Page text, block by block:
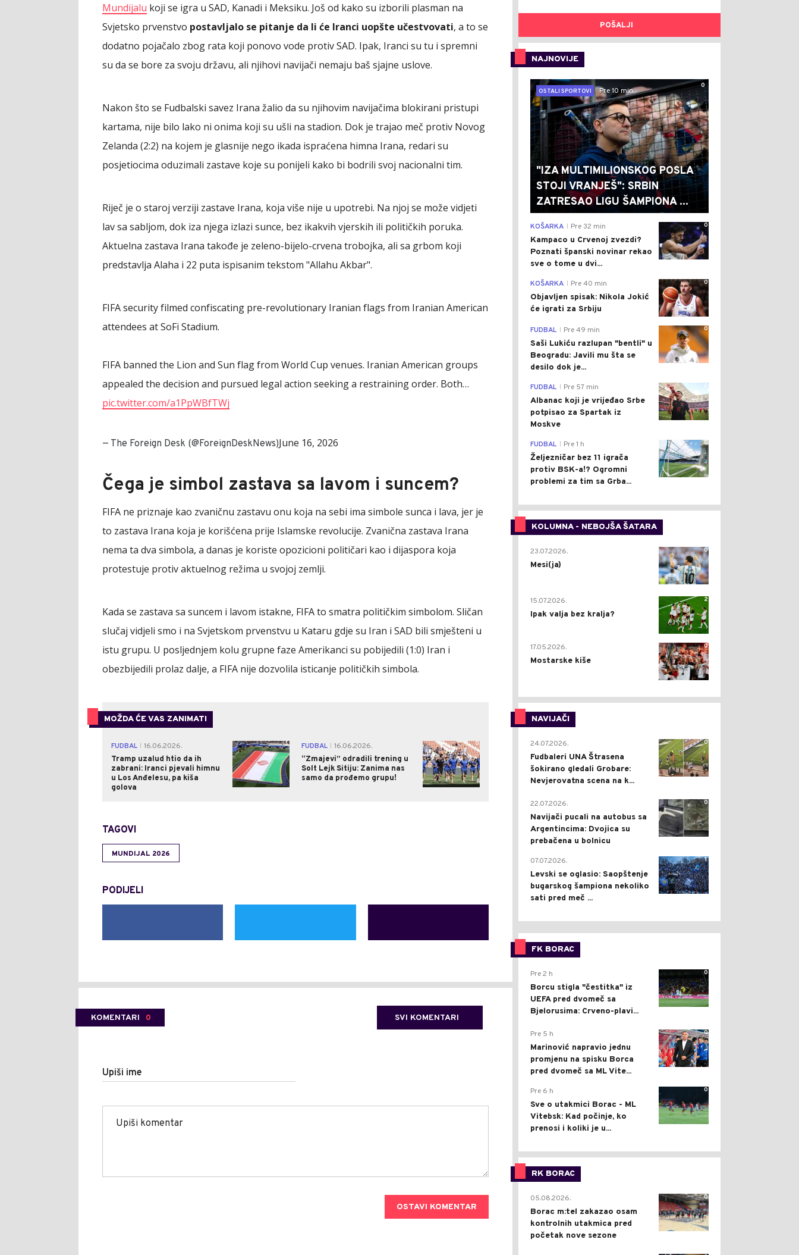
Mundijalu koji se igra u SAD, Kanadi i Meksiku. Još od kako su izborili plasman na
Svjetsko prvenstvo postavljalo se pitanje da li će Iranci uopšte učestvovati, a to se
dodatno pojačalo zbog rata koji ponovo vode protiv SAD. Ipak, Iranci su tu i spremni
su da se bore za svoju državu, ali njihovi navijači nemaju baš sjajne uslove.
Nakon što se Fudbalski savez Irana žalio da su njihovim navijačima blokirani pristupi
kartama, nije bilo lako ni onima koji su ušli na stadion. Dok je trajao meč protiv Novog
Zelanda (2:2) na kojem je glasnije nego ikada ispraćena himna Irana, redari su
posjetiocima oduzimali zastave koje su ponijeli kako bi bodrili svoj nacionalni tim.
Riječ je o staroj verziji zastave Irana, koja više nije u upotrebi. Na njoj se može vidjeti
lav sa sabljom, dok iza njega izlazi sunce, bez ikakvih vjerskih ili političkih poruka.
Aktuelna zastava Irana takođe je zeleno-bijelo-crvena trobojka, ali sa grbom koji
predstavlja Alaha i 22 puta ispisanim tekstom "Allahu Akbar".
FIFA security filmed confiscating pre-revolutionary Iranian flags from Iranian American
attendees at SoFi Stadium.
FIFA banned the Lion and Sun flag from World Cup venues. Iranian American groups
appealed the decision and pursued legal action seeking a restraining order. Both…
pic.twitter.com/a1PpWBfTWj
— The Foreign Desk (@ForeignDeskNews)June 16, 2026
Čega je simbol zastava sa lavom i suncem?
FIFA ne priznaje kao zvaničnu zastavu onu koja na sebi ima simbole sunca i lava, jer je
to zastava Irana koja je korišćena prije Islamske revolucije. Zvanična zastava Irana
nema ta dva simbola, a danas je koriste opozicioni političari kao i dijaspora koja
protestuje protiv aktuelnog režima u svojoj zemlji.
Kada se zastava sa suncem i lavom istakne, FIFA to smatra političkim simbolom. Sličan
slučaj vidjeli smo i na Svjetskom prvenstvu u Kataru gdje su Iran i SAD bili smješteni u
istu grupu. U posljednjem kolu grupne faze Amerikanci su pobijedili (1:0) Iran i
obezbijedili prolaz dalje, a FIFA nije dozvolila isticanje političkih simbola.
MOŽDA ĆE VAS ZANIMATI
FUDBAL
16.06.2026.
Tramp uzalud htio da ih
zabrani: Iranci pjevali himnu
u Los Anđelesu, pa kiša
golova
1 FUDBAL
16.06.2026.
“Zmajevi” odradili trening u
Solt Lejk Sitiju: Zanima nas
samo da prođemo grupu!
0
TAGOVI
MUNDIJAL 2026
PODIJELI
KOMENTARI 0 SVI KOMENTARI
Upiši ime
OSTAVI KOMENTAR
POŠALJI
NAJNOVIJE
0
OSTALI SPORTOVI
Pre 10 min
"IZA MULTIMILIONSKOG POSLA
STOJI VRANJEŠ": SRBIN
ZATRESAO LIGU ŠAMPIONA ...
0
KOŠARKA Pre 32 min
Kampaco u Crvenoj zvezdi?
Poznati španski novinar rekao
sve o tome u dvi...
0
KOŠARKA Pre 40 min
Objavljen spisak: Nikola Jokić
će igrati za Srbiju
0
FUDBAL Pre 49 min
Saši Lukiću razlupan "bentli" u
Beogradu: Javili mu šta se
desilo dok je...
0
FUDBAL Pre 57 min
Albanac koji je vrijeđao Srbe
potpisao za Spartak iz
Moskve
0
FUDBAL Pre 1 h
Željezničar bez 11 igrača
protiv BSK-a!? Ogromni
problemi za tim sa Grba...
KOLUMNA - NEBOJŠA ŠATARA
0
23.07.2026.
Mesi(ja)
2
15.07.2026.
Ipak valja bez kralja?
0
17.05.2026.
Mostarske kiše
NAVIJAČI
0
24.07.2026.
Fudbaleri UNA Štrasena
šokirano gledali Grobare:
Nevjerovatna scena na k...
0
22.07.2026.
Navijači pucali na autobus sa
Argentincima: Dvojica su
prebačena u bolnicu
1
07.07.2026.
Levski se oglasio: Saopštenje
bugarskog šampiona nekoliko
sati pred meč ...
FK BORAC
0
Pre 2 h
Borcu stigla "čestitka" iz
UEFA pred dvomeč sa
Bjelorusima: Crveno-plavi...
0
Pre 5 h
Marinović napravio jednu
promjenu na spisku Borca
pred dvomeč sa ML Vite...
0
Pre 6 h
Sve o utakmici Borac - ML
Vitebsk: Kad počinje, ko
prenosi i koliki je u...
RK BORAC
0
05.08.2026.
Borac m:tel zakazao osam
kontrolnih utakmica pred
početak nove sezone